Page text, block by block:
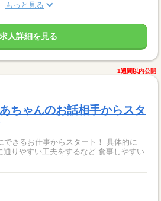
もっと見る
求人詳細を見る
1週間以内公開
ちゃんのお話相手からスタ
お仕事からスタート！ 具体的に